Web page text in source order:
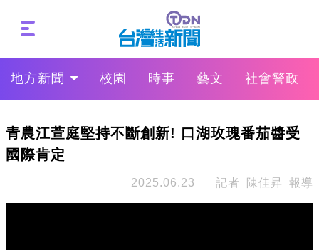
地方新聞 校園 時事 藝文 社會警政
青農江萱庭堅持不斷創新! 口湖玫瑰番茄醬受
國際肯定
2025.06.23 記者 陳佳昇 報導